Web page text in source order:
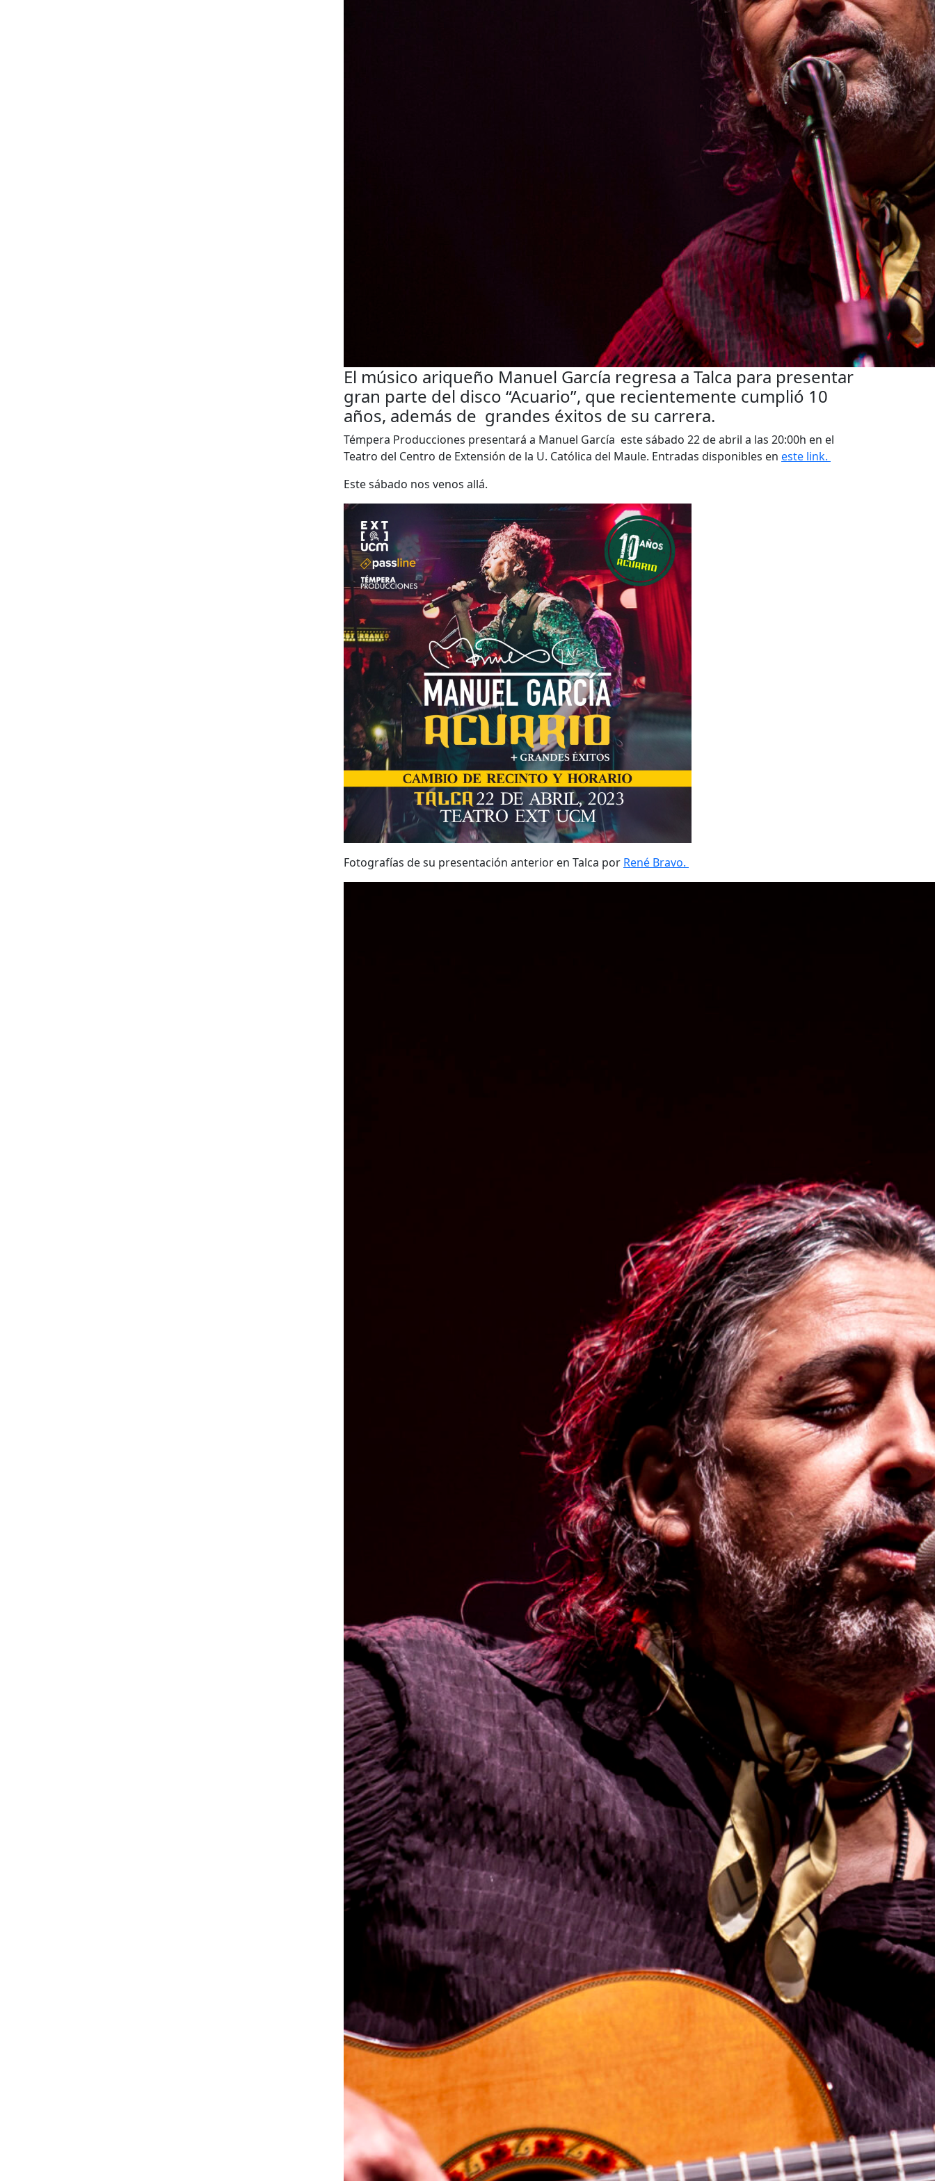
El músico ariqueño Manuel García regresa a Talca para presentar
gran parte del disco “Acuario”, que recientemente cumplió 10
años, además de grandes éxitos de su carrera.
Témpera Producciones presentará a Manuel García este sábado 22 de abril a las 20:00h en el
Teatro del Centro de Extensión de la U. Católica del Maule. Entradas disponibles en este link.
Este sábado nos venos allá.
Fotografías de su presentación anterior en Talca por René Bravo.